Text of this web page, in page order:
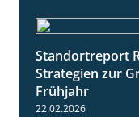
Standortreport
Strategien zur
Frühjahr
22.02.2026